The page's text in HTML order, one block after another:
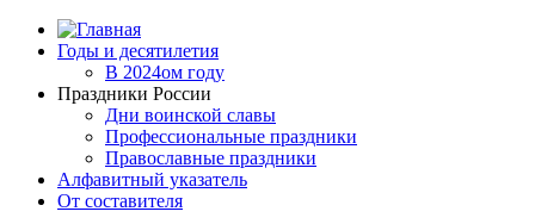
Годы и десятилетия
В 2024ом году
Праздники России
Дни воинской славы
Профессиональные праздники
Православные праздники
Алфавитный указатель
От составителя